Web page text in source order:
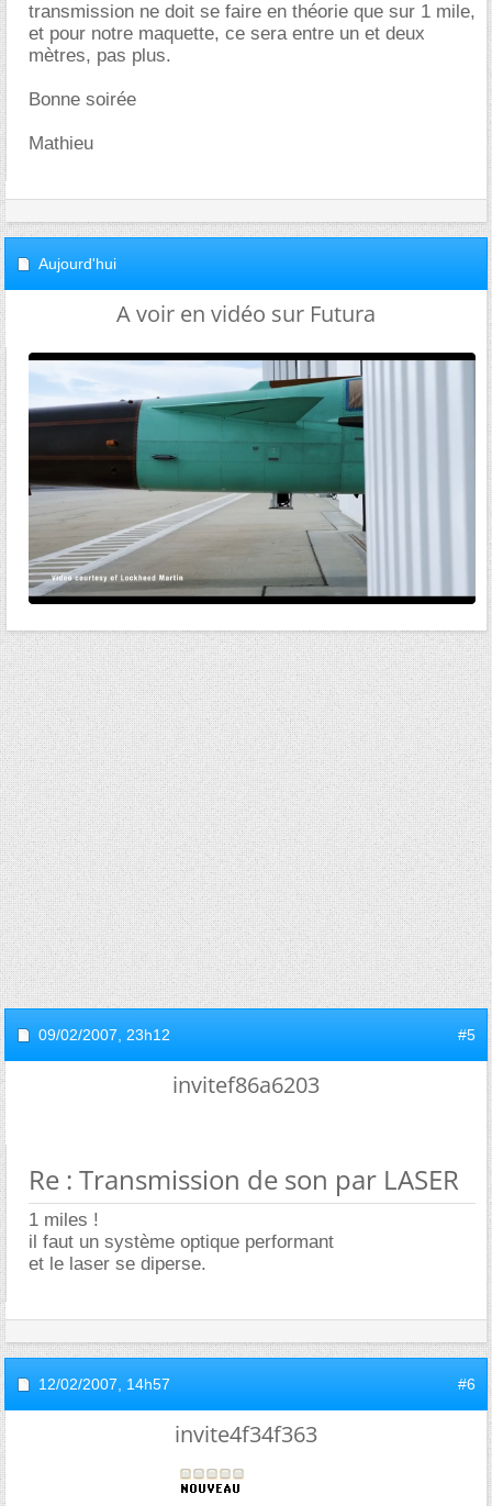
transmission ne doit se faire en théorie que sur 1 mile,
et pour notre maquette, ce sera entre un et deux
mètres, pas plus.
Bonne soirée
Mathieu
Aujourd'hui
A voir en vidéo sur Futura
09/02/2007, 23h12 #5
invitef86a6203
Re : Transmission de son par LASER
1 miles !
il faut un système optique performant
et le laser se diperse.
12/02/2007, 14h57 #6
invite4f34f363